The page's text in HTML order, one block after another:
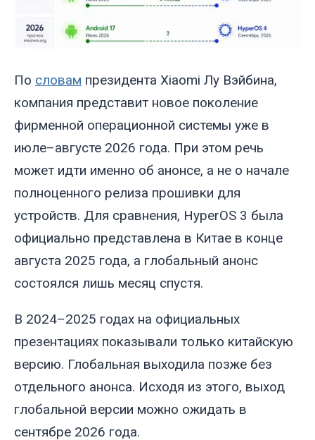
По словам президента Xiaomi Лу Вэйбина,
компания представит новое поколение
фирменной операционной системы уже в
июле–августе 2026 года. При этом речь
может идти именно об анонсе, а не о начале
полноценного релиза прошивки для
устройств. Для сравнения, HyperOS 3 была
официально представлена в Китае в конце
августа 2025 года, а глобальный анонс
состоялся лишь месяц спустя.
В 2024–2025 годах на официальных
презентациях показывали только китайскую
версию. Глобальная выходила позже без
отдельного анонса. Исходя из этого, выход
глобальной версии можно ожидать в
сентябре 2026 года.